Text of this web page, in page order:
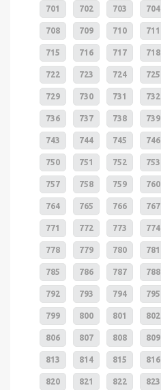
701 702 703 704
708 709 710 711
715 716 717 718
722 723 724 725
729 730 731 732
736 737 738 739
743 744 745 746
750 751 752 753
757 758 759 760
764 765 766 767
771 772 773 774
778 779 780 781
785 786 787 788
792 793 794 795
799 800 801 802
806 807 808 809
813 814 815 816
820 821 822 823